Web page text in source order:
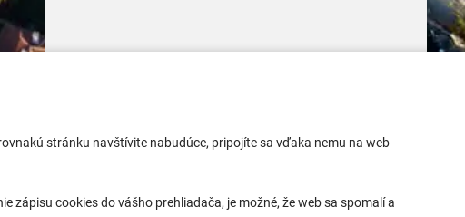
stránku navštívite nabudúce, pripojíte sa vďaka nemu na web
cookies do vášho prehliadača, je možné, že web sa spomalí a